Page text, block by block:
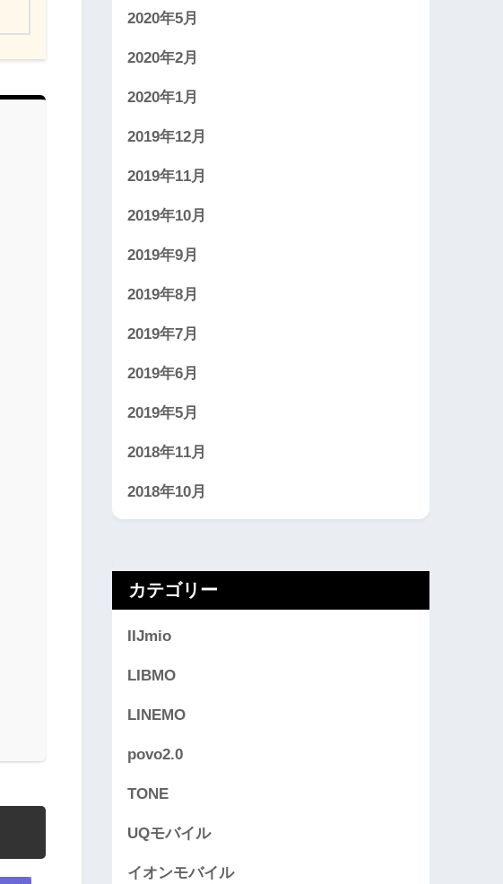
2020年5月
2020年2月
2020年1月
2019年12月
2019年11月
2019年10月
2019年9月
2019年8月
2019年7月
2019年6月
2019年5月
2018年11月
2018年10月
カテゴリー
IIJmio
LIBMO
LINEMO
povo2.0
TONE
UQモバイル
イオンモバイル